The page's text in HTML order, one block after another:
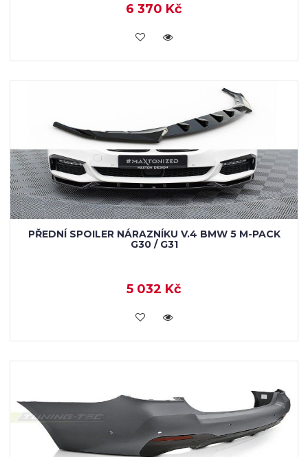
6 370 Kč
KOUPIT
PŘEDNÍ SPOILER NÁRAZNÍKU V.4 BMW 5 M-PACK
G30 / G31
5 032 Kč
KOUPIT